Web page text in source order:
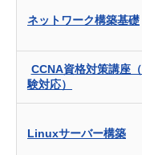
ネットワーク構築基礎
CCNA資格対策講座
験対応）
Linuxサーバー構築